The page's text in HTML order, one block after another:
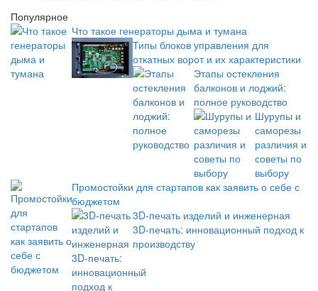
Популярное
Что такое генераторы дыма и тумана
Типы блоков управления для
откатных ворот и их характеристики
Этапы остекления
балконов и лоджий:
полное руководство
Шурупы и
саморезы
различия и
советы по
выбору
Промостойки для стартапов как заявить о себе с
бюджетом
3D-печать изделий и инженерная
3D-печать: инновационный подход к
производству